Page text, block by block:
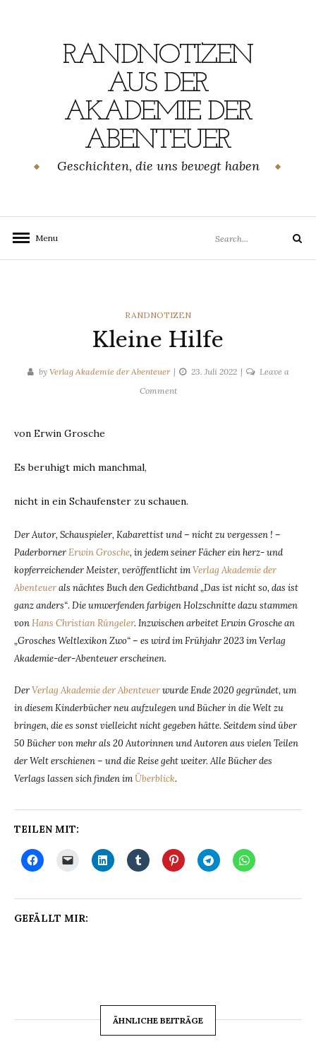
RANDNOTIZEN
AUS DER
AKADEMIE DER
ABENTEUER
Geschichten, die uns bewegt haben
Menu
for:
Search
CATEGORIES
RANDNOTIZEN
Kleine Hilfe
by Verlag Akademie der Abenteuer 23. Juli 2022
Leave a
Commenton
von Erwin Grosche
Es beruhigt mich manchmal,
nicht in ein Schaufenster zu schauen.
Der Autor, Schauspieler, Kabarettist und – nicht zu vergessen ! –
PaderbornerErwin Grosche, in jedem seiner Fächer ein herz- und
kopferreichender Meister, veröffentlicht imVerlag Akademie der
Abenteuerals nächtes Buch den Gedichtband „Das ist nicht so, das ist
ganz anders“. Die umwerfenden farbigen Holzschnitte dazu stammen
vonHans Christian Rüngeler. Inzwischen arbeitet Erwin Grosche an
„Grosches Weltlexikon Zwo“ – es wird im Frühjahr 2023 im Verlag
Akademie-der-Abenteuer erscheinen.
DerVerlag Akademie der Abenteuerwurde Ende 2020 gegründet, um
in diesem Kinderbücher neu aufzulegen und Bücher in die Welt zu
bringen, die es sonst vielleicht nicht gegeben hätte. Seitdem sind über
50 Bücher von mehr als 20 Autorinnen und Autoren aus vielen Teilen
der Welt erschienen – und die Reise geht weiter. Alle Bücher des
Verlags lassen sich finden imÜberblick.
TEILEN MIT:
GEFÄLLT MIR:
ÄHNLICHE BEITRÄGE